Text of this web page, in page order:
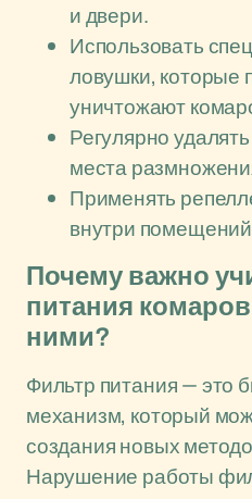
и двери.
Использовать
ловушки, которые
уничтожают
Регулярно
места
Применять
внутри
Почему важно
питания
ними?
Фильтр питания — это
механизм, который
создания новых
Нарушение работы